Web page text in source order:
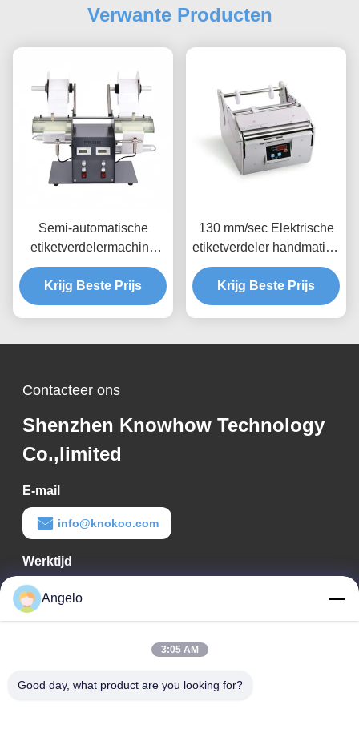
Verwante Producten
Semi-automatische
etiketverdelermachine
Dubbelkop transparante
etiketseparator
Krijg Beste Prijs
130 mm/sec Elektrische
etiketverdeler handmatige
sticker automatische
stickerverdeler X-180
Krijg Beste Prijs
Contacteer ons
Shenzhen Knowhow Technology
Co.,limited
E-mail
info@knokoo.com
Werktijd
08:00-18:00
Ons adres
Street, Longhua District, Shenzhen City, provincie Guangdong
Angelo
3:05 AM
Good day, what product are you looking for?